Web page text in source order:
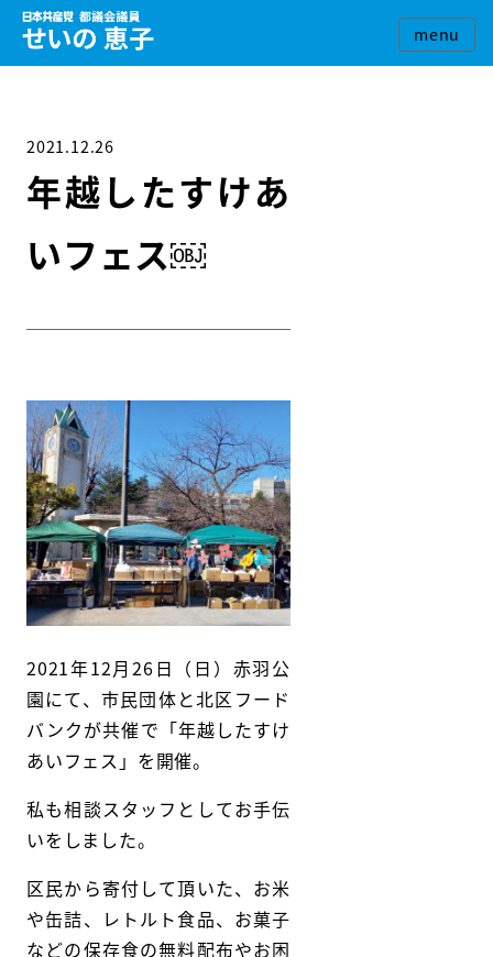
2021.12.26
年越したすけあ
いフェス￼
2021年12月26日（日）赤羽公
園にて、市民団体と北区フード
バンクが共催で「年越したすけ
あいフェス」を開催。
私も相談スタッフとしてお手伝
いをしました。
区民から寄付して頂いた、お米
や缶詰、レトルト食品、お菓子
などの保存食の無料配布やお困